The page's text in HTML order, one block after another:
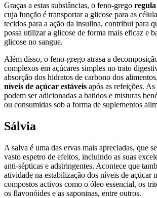
Graças a estas substâncias, o feno-grego
cuja função é transportar a glicose para as
tecidos para a ação da insulina, contribui para
possa utilizar a glicose de forma mais eficaz e
glicose no sangue.
Além disso, o feno-grego atrasa a
complexos em açúcares simples no trato
absorção dos hidratos de carbono dos alimentos,
níveis de açúcar estáveis após as refeições. As
podem ser adicionadas a batidos e misturas
ou consumidas sob a forma de suplementos
Sálvia
A salva é uma das ervas mais apreciadas, que
vasto espetro de efeitos, incluindo as suas
anti-sépticas e adstringentes. Acontece que
atividade na estabilização dos níveis de açúcar
compostos activos como o óleo essencial, os
os flavonóides e as saponinas, entre outros.